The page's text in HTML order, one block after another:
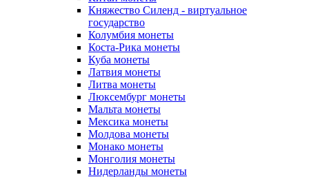
Княжество Силенд - виртуальное
государство
Колумбия монеты
Коста-Рика монеты
Куба монеты
Латвия монеты
Литва монеты
Люксембург монеты
Мальта монеты
Мексика монеты
Молдова монеты
Монако монеты
Монголия монеты
Нидерланды монеты